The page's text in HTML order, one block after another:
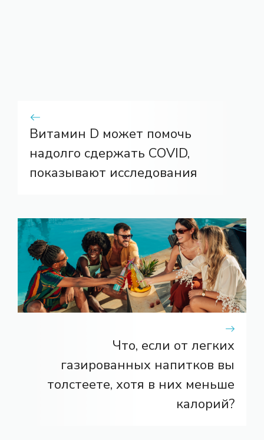
Витамин D может помочь
надолго сдержать COVID,
показывают исследования
Что, если от легких
газированных напитков вы
толстеете, хотя в них меньше
калорий?